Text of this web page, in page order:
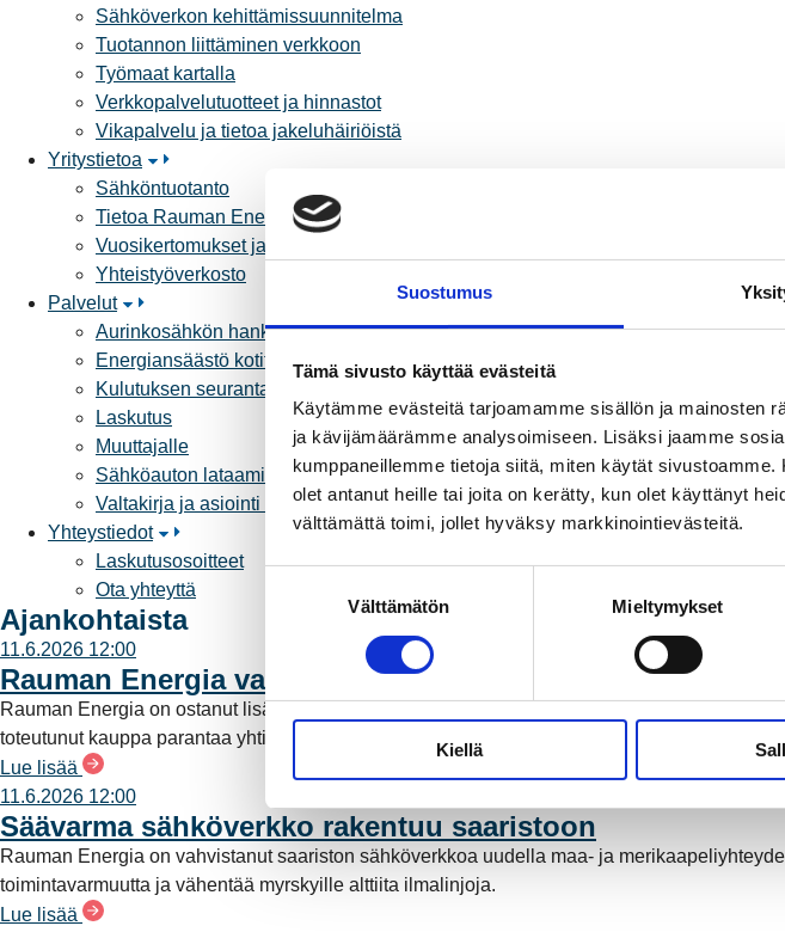
Suostumus
Tämä sivusto käyttää evästeitä
Käytämme evästeitä tarjoamamme sisällön ja mainosten
ja kävijämäärämme analysoimiseen. Lisäksi jaamme
kumppaneillemme tietoja siitä, miten käytät
olet antanut heille tai joita on kerätty, kun olet käyttänyt
välttämättä toimi, jollet hyväksy markkinointievästeitä.
t
u
m
k
s
e
n
Välttämätön Mieltymykset
Kiellä
Sähköverkon kehittämissuunnitelma
Tuotannon liittäminen verkkoon
Työmaat kartalla
Verkkopalvelutuotteet ja hinnastot
Vikapalvelu ja tietoa jakeluhäiriöistä
Yritystietoa
Sähköntuotanto
Tietoa Rauman Energiasta
Vuosikertomukset ja asiakaslehti
Yhteistyöverkosto
Palvelut
Aurinkosähkön hankinta
Energiansäästö kotitaloudessa
Kulutuksen seuranta
Laskutus
Muuttajalle
Sähköauton lataaminen
Valtakirja ja asiointi toisen puolesta
Yhteystiedot
Laskutusosoitteet
Ota yhteyttä
Ajankohtaista
11.6.2026 12:00
Rauman Energia vahvistaa rooliaan sähköntuotannossa
Rauman Energia on ostanut lisää osuuksia sähköntuotannosta Suomessa ja
toteutunut kauppa parantaa yhtiön omavaraisuutta ja lisää päästötöntä sähköntuotantoa.
Lue lisää
11.6.2026 12:00
Säävarma sähköverkko rakentuu saaristoon
Rauman Energia on vahvistanut saariston sähköverkkoa uudella maa- ja
toimintavarmuutta ja vähentää myrskyille alttiita ilmalinjoja.
Lue lisää